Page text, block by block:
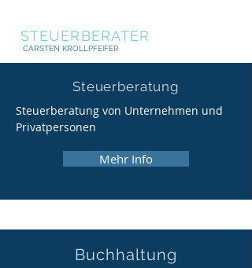
STEUERBERATER
CARSTEN KROLLPFEIFER
Steuerberatung
Steuerberatung von Unternehmen und
Privatpersonen
Mehr Info
Buchhaltung